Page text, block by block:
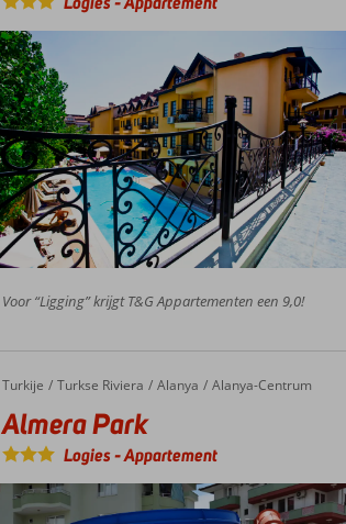
Voor “Ligging” krijgt T&G Appartementen een 9,0!
Home
Turkije Turkse Riviera Alanya Alanya-Centrum
Almera Park
Almera Park
Logies-Appartement